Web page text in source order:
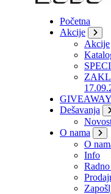
Početna
Akcije
Akcije
Dešavanja
O nama
O
Info